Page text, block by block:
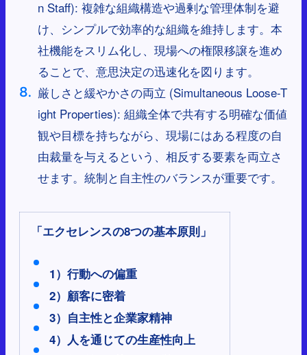
n Staff): 複雑な組織構造や過剰な管理体制を避
け、シンプルで効率的な組織を維持します。本
社機能をスリム化し、現場への権限移譲を進め
ることで、意思決定の迅速化を図ります。
厳しさと緩やかさの両立 (Simultaneous Loose-T
ight Properties): 組織全体で共有する明確な価値
観や目標を持ちながら、現場にはある程度の自
由裁量を与えるという、相反する要素を両立さ
せます。統制と自主性のバランスが重要です。
「エクセレンスの8つの基本原則」
1）行動への偏重
2）顧客に密着
3）自主性と企業家精神
4）人を通じての生産性向上